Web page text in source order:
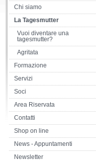
Chi siamo
La Tagesmutter
Vuoi diventare una
tagesmutter?
Agritata
Formazione
Servizi
Soci
Area Riservata
Contatti
Shop on line
News - Appuntamenti
Newsletter